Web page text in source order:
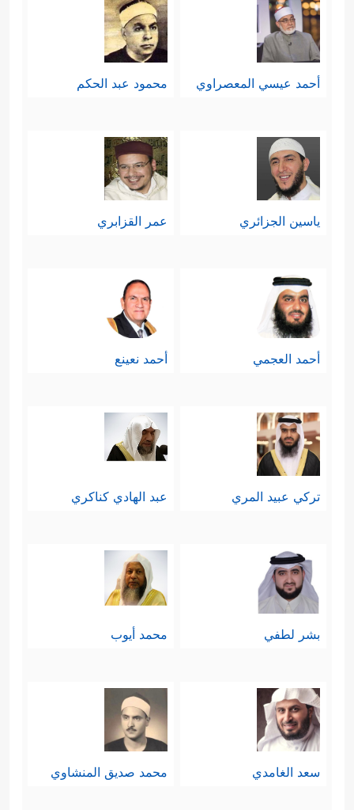
أحمد عيسي المعصراوي محمود عبد الحكم
ياسين الجزائري عمر القزابري
أحمد العجمي أحمد نعينع
تركي عبيد المري عبد الهادي كناكري
بشر لطفي محمد أيوب
سعد الغامدي محمد صديق المنشاوي